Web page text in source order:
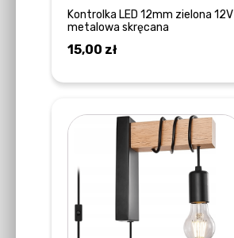
Kontrolka LED 12mm zielona 12V
metalowa skręcana
15,00 zł